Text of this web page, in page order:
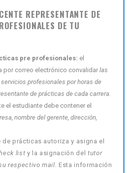
REPRESENTANTE DE
DE TU
pre profesionales: el
por correo electrónico convalidar las
profesionales por horas de
de prácticas de cada carrera.
el estudiante debe contener el
nombre del gerente, dirección,
de prácticas autoriza y asigna el
list y la asignación del tutor
respectivo mail. Esta información